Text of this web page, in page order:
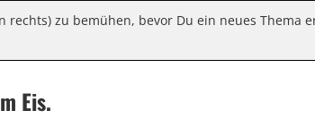
zu bemühen, bevor Du ein neues Thema
Eis.